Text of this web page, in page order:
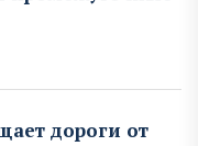
дороги от